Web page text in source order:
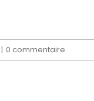
| 0 commentaire